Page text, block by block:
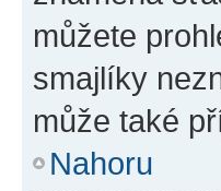
můžete
smajlíky
může také
Nahoru